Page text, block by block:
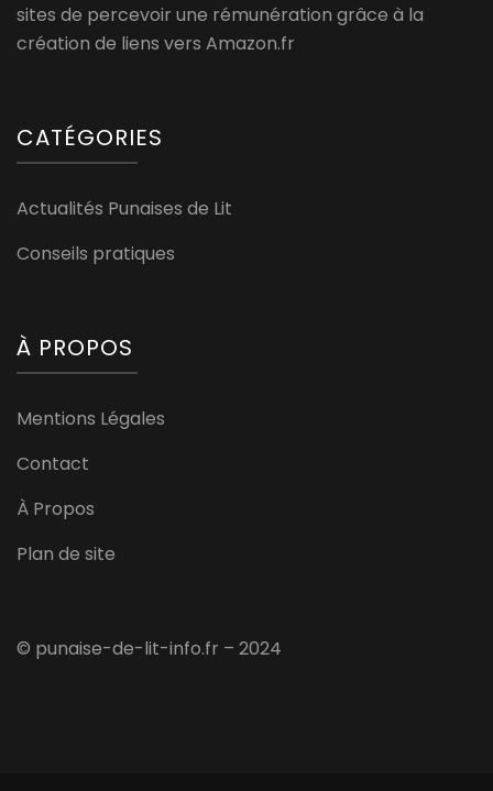
sites de percevoir une rémunération grâce à la
création de liens vers Amazon.fr
CATÉGORIES
Actualités Punaises de Lit
Conseils pratiques
À PROPOS
Mentions Légales
Contact
À Propos
Plan de site
© punaise-de-lit-info.fr – 2024